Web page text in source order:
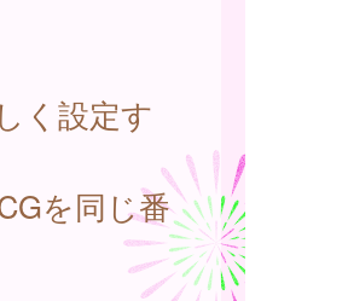
く設定す
を同じ番